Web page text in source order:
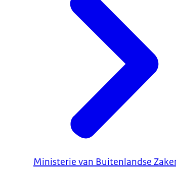
Ministerie van Buitenlandse